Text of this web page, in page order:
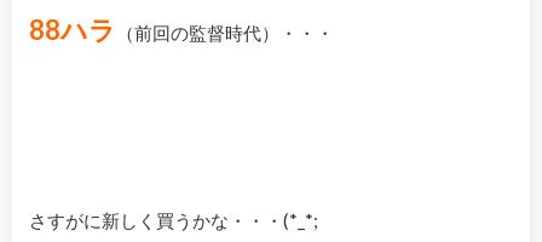
88ハラ （前回の監督時代）・・・
さすがに新しく買うかな・・・(*_*;